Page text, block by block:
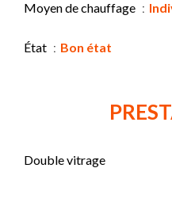
Moyen de chauffage
État Bon état
Double vitrage